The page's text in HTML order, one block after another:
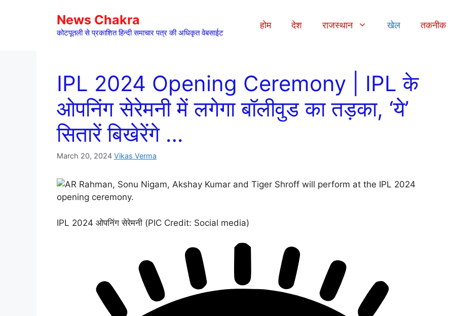
News Chakra
कोटपूतली से प्रकाशित हिन्दी समाचार पत्र की अधिकृत वेबसाईट
होम देश राजस्थान खेल तकनीक
IPL 2024 Opening Ceremony | IPL के
ओपनिंग सेरेमनी में लगेगा बॉलीवुड का तड़का, ‘ये’
सितारें बिखेरेंगे …
March 20, 2024 Vikas Verma
IPL 2024 ओपनिंग सेरेमनी (PIC Credit: Social media)